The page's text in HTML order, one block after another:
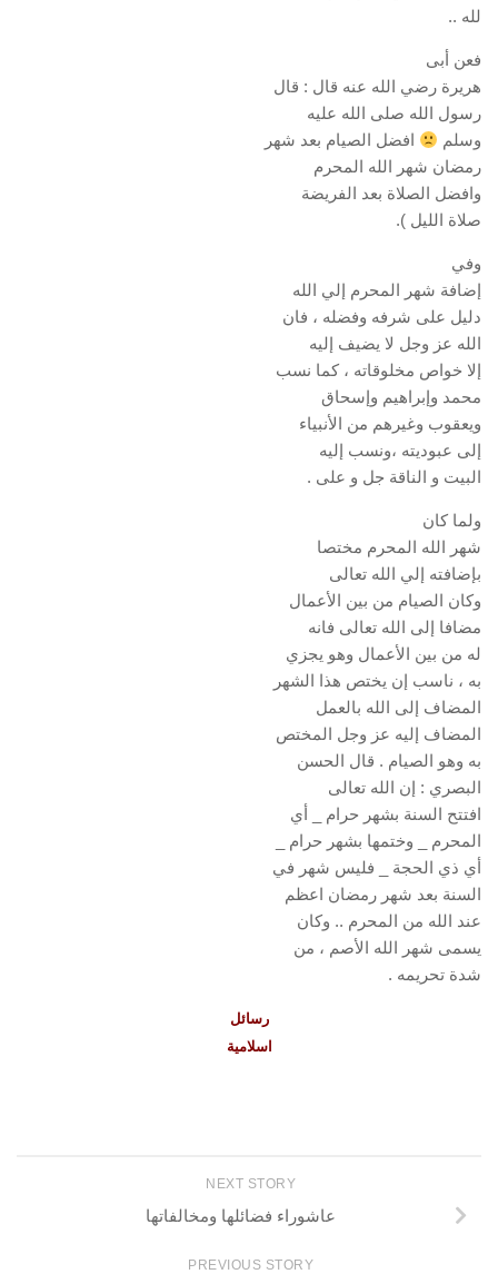
لله ..
فعن أبى
هريرة رضي الله عنه قال : قال
رسول الله صلى الله عليه
وسلم
افضل الصيام بعد شهر
رمضان شهر الله المحرم
وافضل الصلاة بعد الفريضة
صلاة الليل ).
وفي
إضافة شهر المحرم إلي الله
دليل على شرفه وفضله ، فان
الله عز وجل لا يضيف إليه
إلا خواص مخلوقاته ، كما نسب
محمد وإبراهيم وإسحاق
ويعقوب وغيرهم من الأنبياء
إلى عبوديته ،ونسب إليه
البيت و الناقة جل و على .
ولما كان
شهر الله المحرم مختصا
بإضافته إلي الله تعالى
وكان الصيام من بين الأعمال
مضافا إلى الله تعالى فانه
له من بين الأعمال وهو يجزي
به ، ناسب إن يختص هذا الشهر
المضاف إلى الله بالعمل
المضاف إليه عز وجل المختص
به وهو الصيام . قال الحسن
البصري : إن الله تعالى
افتتح السنة بشهر حرام _ أي
المحرم _ وختمها بشهر حرام _
أي ذي الحجة _ فليس شهر في
السنة بعد شهر رمضان اعظم
عند الله من المحرم .. وكان
يسمى شهر الله الأصم ، من
شدة تحريمه .
رسائل
اسلامية
NEXT STORY
عاشوراء فضائلها ومخالفاتها
PREVIOUS STORY